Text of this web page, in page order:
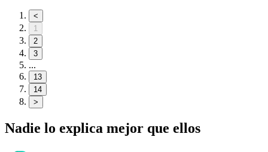
<
1
2
3
...
13
14
>
Nadie lo explica mejor que ellos